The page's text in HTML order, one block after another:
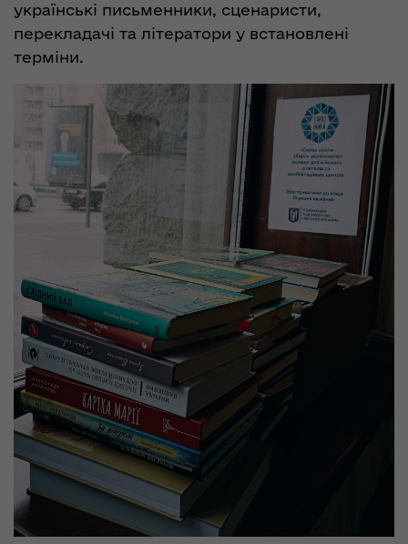
українські письменники, сценаристи,
перекладачі та літератори у встановлені
терміни.